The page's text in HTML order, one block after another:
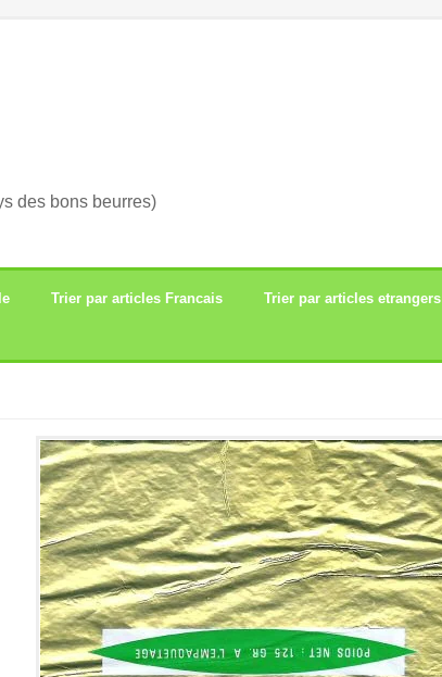
des bons beurres)
Trier par articles Francais Trier par articles etrangers